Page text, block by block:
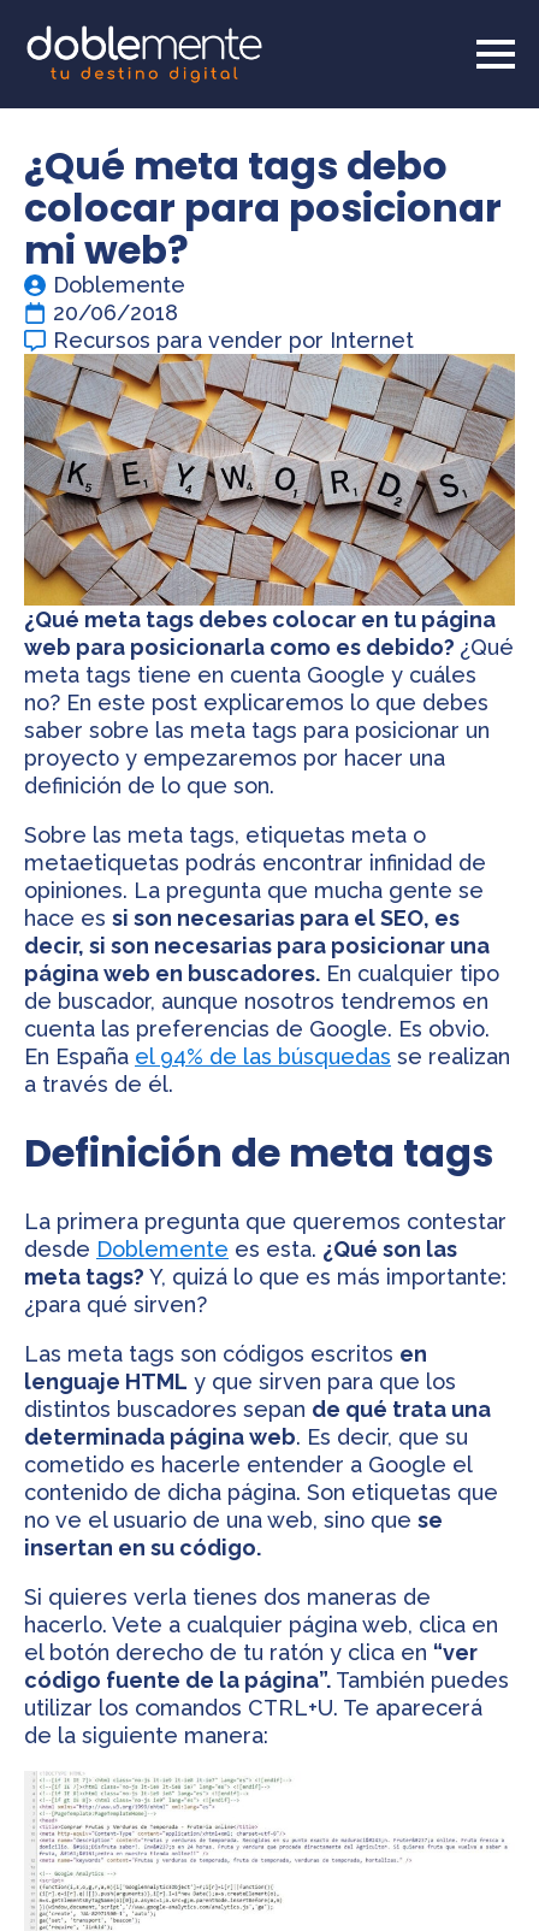
¿Qué meta tags debo
colocar para posicionar
mi web?
Doblemente
20/06/2018
Recursos para vender por Internet
¿Qué meta tags debes colocar en tu página
web para posicionarla como es debido? ¿Qué
meta tags tiene en cuenta Google y cuáles
no? En este post explicaremos lo que debes
saber sobre las meta tags para posicionar un
proyecto y empezaremos por hacer una
definición de lo que son.
Sobre las meta tags, etiquetas meta o
metaetiquetas podrás encontrar infinidad de
opiniones. La pregunta que mucha gente se
hace es si son necesarias para el SEO, es
decir, si son necesarias para posicionar una
página web en buscadores. En cualquier tipo
de buscador, aunque nosotros tendremos en
cuenta las preferencias de Google. Es obvio.
En España el 94% de las búsquedas se realizan
a través de él.
Definición de meta tags
La primera pregunta que queremos contestar
desde Doblemente es esta. ¿Qué son las
meta tags? Y, quizá lo que es más importante:
¿para qué sirven?
Las meta tags son códigos escritos en
lenguaje HTML y que sirven para que los
distintos buscadores sepan de qué trata una
determinada página web. Es decir, que su
cometido es hacerle entender a Google el
contenido de dicha página. Son etiquetas que
no ve el usuario de una web, sino que se
insertan en su código.
Si quieres verla tienes dos maneras de
hacerlo. Vete a cualquier página web, clica en
el botón derecho de tu ratón y clica en “ver
código fuente de la página”. También puedes
utilizar los comandos CTRL+U. Te aparecerá
de la siguiente manera: